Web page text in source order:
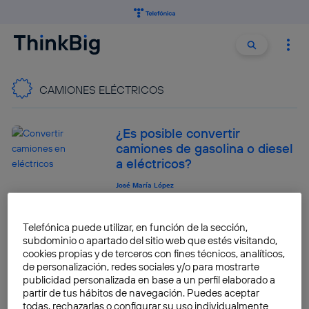
Buscar
CAMIONES ELÉCTRICOS
¿Es posible convertir
camiones de gasolina o diesel
a eléctricos?
José María López
Volvo se adelanta a Tesla con
su camión eléctrico
Alba Soriano
Telefónica puede utilizar, en función de la sección,
subdominio o apartado del sitio web que estés visitando,
cookies propias y de terceros con fines técnicos, analíticos,
de personalización, redes sociales y/o para mostrarte
publicidad personalizada en base a un perfil elaborado a
partir de tus hábitos de navegación. Puedes aceptar
todas, rechazarlas o configurar su uso individualmente